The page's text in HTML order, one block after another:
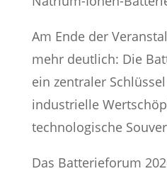
Am Ende der
mehr deutlich: Die
ein zentraler
industrielle
technologische
Das Batterieforum